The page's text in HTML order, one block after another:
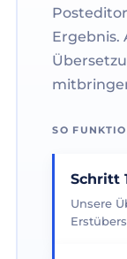
Ergebnis.
SO
Schritt
Unsere